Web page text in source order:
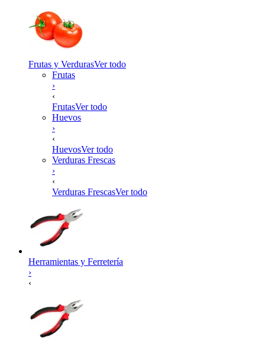
Frutas y VerdurasVer todo
Frutas
›
‹
FrutasVer todo
Huevos
›
‹
HuevosVer todo
Verduras Frescas
›
‹
Verduras FrescasVer todo
Herramientas y Ferretería
›
‹